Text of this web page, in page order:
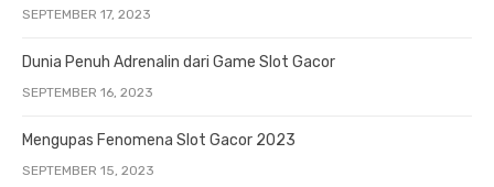
SEPTEMBER 17, 2023
Dunia Penuh Adrenalin dari Game Slot Gacor
SEPTEMBER 16, 2023
Mengupas Fenomena Slot Gacor 2023
SEPTEMBER 15, 2023